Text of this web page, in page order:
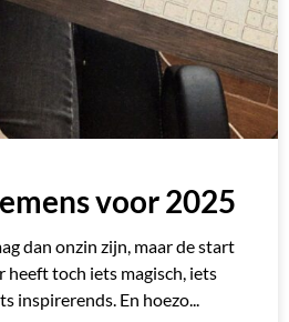
voor 2025
dan onzin zijn, maar de start
heeft toch iets magisch, iets
inspirerends. En hoezo